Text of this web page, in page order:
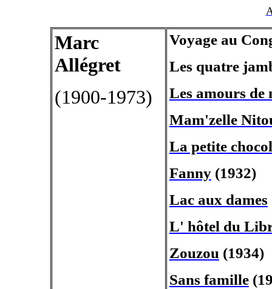
Marc
Allégret
(1900-1973)
Voyage au
Les quatre
Les amours de
Mam'zelle
La petite
Fanny(1932)
Lac aux dames
L' hôtel du
Zouzou (1934)
Sans famille